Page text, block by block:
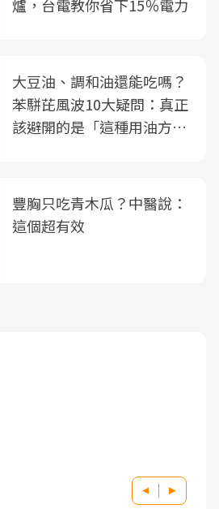
爐，台電教你省下15％電力
大豆油、調和油還能吃嗎？
苯駢芘風波10大疑問：真正
該避開的是「這種用油方
豐胸只吃青木瓜？中醫說：
這個超有效